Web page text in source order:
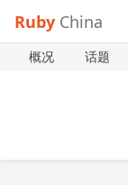
Ruby China
概况 话题